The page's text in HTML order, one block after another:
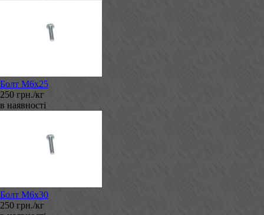
Болт М6х25
250 грн./кг
в наявності
Болт М6х30
250 грн./кг